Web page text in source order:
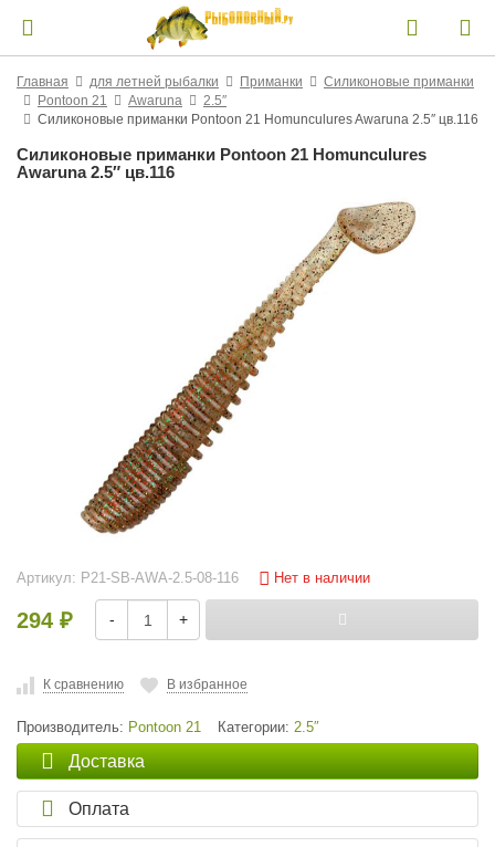
Главная для летней рыбалки Приманки
Силиконовые приманки
Pontoon 21
Awaruna
2.5″
Силиконовые приманки Pontoon 21 Homunculures Awaruna 2.5″ цв.116
Силиконовые приманки Pontoon 21 Homunculures
Awaruna 2.5″ цв.116
Артикул: P21-SB-AWA-2.5-08-116 Нет в наличии
294 ₽ - +
К сравнению В избранное
Производитель: Pontoon 21 Категории: 2.5″
Доставка
Оплата